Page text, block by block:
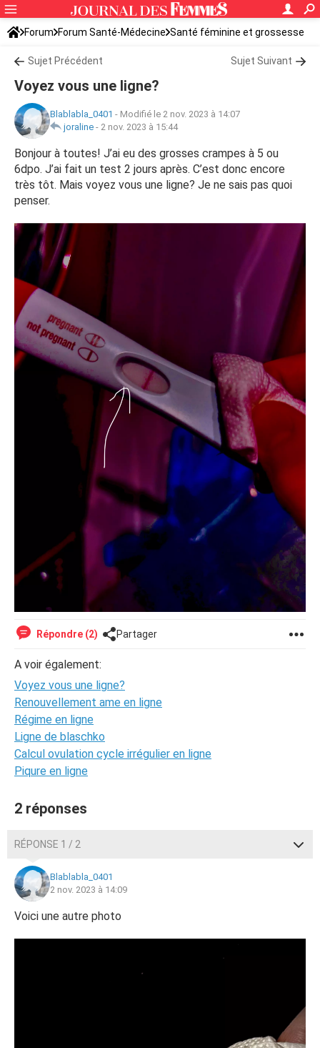
Forum Forum Santé-Médecine Santé féminine et grossesse
Tomber enceinte
Sujet Précédent Sujet Suivant
Voyez vous une ligne?
Blablabla_0401 - Modifié le 2 nov. 2023 à 14:07
joraline - 2 nov. 2023 à 15:44
Bonjour à toutes! J’ai eu des grosses crampes à 5 ou
6dpo. J’ai fait un test 2 jours après. C’est donc encore
très tôt. Mais voyez vous une ligne? Je ne sais pas quoi
penser.
Répondre (2) Partager
A voir également:
Voyez vous une ligne?
Renouvellement ame en ligne
Régime en ligne
Ligne de blaschko
Calcul ovulation cycle irrégulier en ligne
Piqure en ligne
2 réponses
RÉPONSE 1 / 2
Blablabla_0401
2 nov. 2023 à 14:09
Voici une autre photo